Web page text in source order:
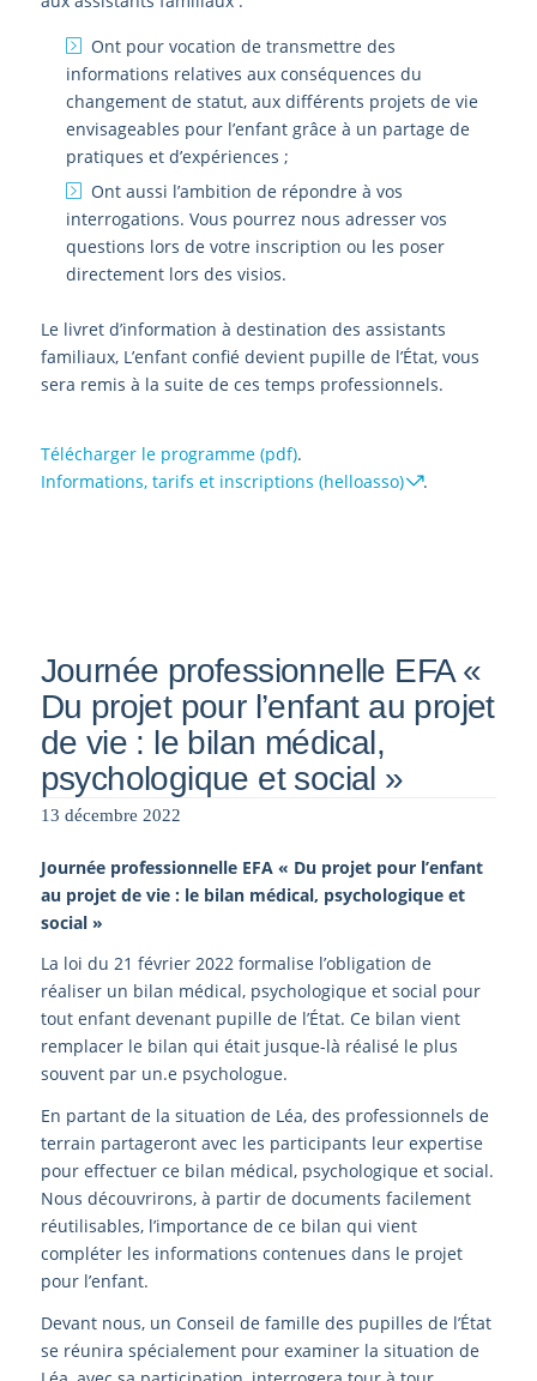
Ont pour vocation de transmettre des
informations relatives aux conséquences du
changement de statut, aux différents projets de vie
envisageables pour l’enfant grâce à un partage de
pratiques et d’expériences ;
Ont aussi l’ambition de répondre à vos
interrogations. Vous pourrez nous adresser vos
questions lors de votre inscription ou les poser
directement lors des visios.
Le livret d’information à destination des assistants
familiaux, L’enfant confié devient pupille de l’État, vous
sera remis à la suite de ces temps professionnels.
Télécharger le programme (pdf).
Informations, tarifs et inscriptions (helloasso)
.
Journée professionnelle EFA «
Du projet pour l’enfant au projet
de vie : le bilan médical,
psychologique et social »
13 décembre 2022
Journée professionnelle EFA « Du projet pour l’enfant
au projet de vie : le bilan médical, psychologique et
social »
La loi du 21 février 2022 formalise l’obligation de
réaliser un bilan médical, psychologique et social pour
tout enfant devenant pupille de l’État. Ce bilan vient
remplacer le bilan qui était jusque-là réalisé le plus
souvent par un.e psychologue.
En partant de la situation de Léa, des professionnels de
terrain partageront avec les participants leur expertise
pour effectuer ce bilan médical, psychologique et social.
Nous découvrirons, à partir de documents facilement
réutilisables, l’importance de ce bilan qui vient
compléter les informations contenues dans le projet
pour l’enfant.
Devant nous, un Conseil de famille des pupilles de l’État
se réunira spécialement pour examiner la situation de